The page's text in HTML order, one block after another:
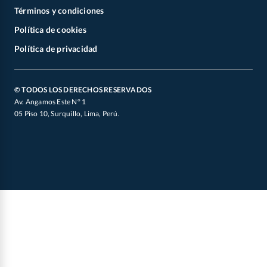
Otros documentos legales
Canal de Integridad
Partidos 2026
Catálogos
Concursos
Defensoría de Vendedores y Proveedores
X
Términos y condiciones
Política de cookies
Política de privacidad
© TODOS LOS DERECHOS RESERVADOS
Av. Angamos Este N° 1
05 Piso 10, Surquillo, Lima, Perú.